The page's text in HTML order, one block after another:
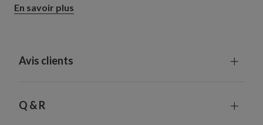
Armature en vigne naturelle
Chaque pièce fabriquée à la main est unique et peut
protection UV. Pour une durée de vie plus longue, nous
vous recommandons une exposition extérieure de 3
En savoir plus
Avis clients
Q & R